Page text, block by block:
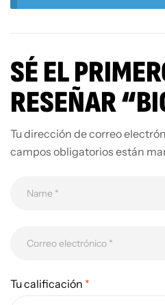
SÉ EL
RESEÑAR
Tu dirección de correo
campos obligatorios están
Tu calificación *